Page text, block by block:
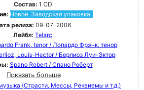
Состав: 1 CD
Новое. Заводская упаковка.
релиза: 09-07-2006
Лейбл: Telarc
Frank, tenor / Лопардо Фрэнк, тенор
Louis-Hector / Берлиоз Луи-Эктор
Spano Robert / Спано Роберт
Показать больше
(Страсти, Мессы, Реквиемы и т.д.)